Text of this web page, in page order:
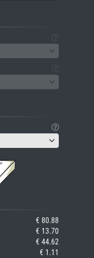
€ 80.88
€ 13.70
€ 44.62
€ 1.11